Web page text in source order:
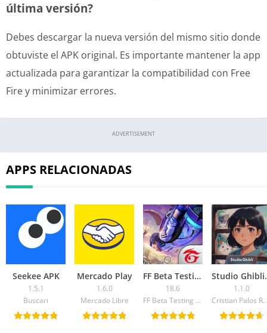
última versión?
Debes descargar la nueva versión del mismo sitio donde
obtuviste el APK original. Es importante mantener la app
actualizada para garantizar la compatibilidad con Free
Fire y minimizar errores.
ADVERTISEMENT
APPS RELACIONADAS
Seekee APK
1.5.1
Buscari
Mercado Play
1.6.0
Mercado Libre
FF Beta Testing APK
18.6
FF Beta Testing Team
1.1.0
Cristian